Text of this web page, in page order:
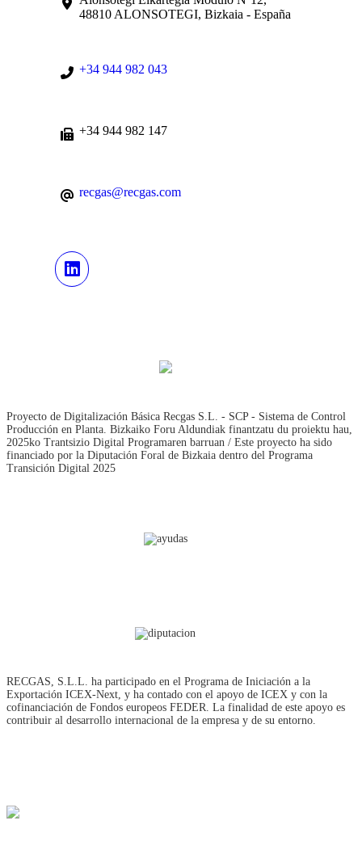
48810 ALONSOTEGI, Bizkaia - España
+34 944 982 043
+34 944 982 147
recgas@recgas.com
Proyecto de Digitalización Básica Recgas S.L. - SCP - Sistema de Control
Producción en Planta. Bizkaiko Foru Aldundiak finantzatu du proiektu hau,
2025ko Trantsizio Digital Programaren barruan / Este proyecto ha sido
financiado por la Diputación Foral de Bizkaia dentro del Programa
Transición Digital 2025
RECGAS, S.L.L. ha participado en el Programa de Iniciación a la
Exportación ICEX‐Next, y ha contado con el apoyo de ICEX y con la
cofinanciación de Fondos europeos FEDER. La finalidad de este apoyo es
contribuir al desarrollo internacional de la empresa y de su entorno.